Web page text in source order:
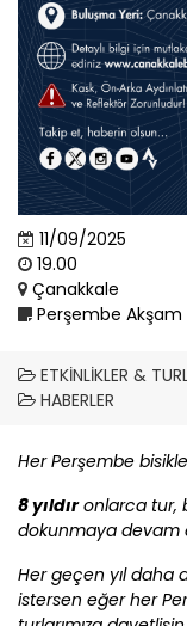
11/09/2025
19.00
Çanakkale
Perşembe Akşam
ETKINLIKLER &
HABERLER
Her Perşembe
8 yıldıronlarca tur,
dokunmaya devam
Her geçen yıl daha
istersen eğer her